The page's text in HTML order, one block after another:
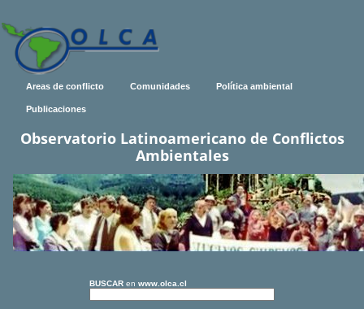
Areas de conflicto Comunidades Política ambiental
Publicaciones
Observatorio Latinoamericano de Conflictos
Ambientales
BUSCAR en www.olca.cl